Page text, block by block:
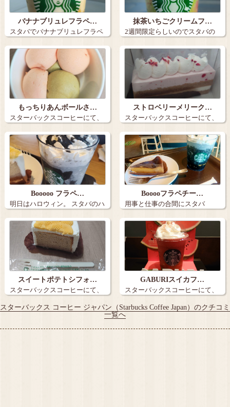
バナナブリュレフラペ…
スタバでバナナブリュレフラペ
チーノ（シナ…
抹茶いちごクリームフ…
2週間限定らしいのでスタバの
抹茶いちごク…
もっちりあんボールさ…
スターバックスコーヒーにて、
もっちりあん…
ストロベリーメリーク…
スターバックスコーヒーにて、
ストロベリー…
Booooo フラペ…
明日はハロウィン。 スタバのハ
ロウィン…
Booooフラペチー…
用事と仕事の合間にスタバ
に、、 Boo…
スイートポテトシフォ…
スターバックスコーヒーにて、
スイートポテ…
GABURIスイカフ…
スターバックスコーヒーにて、
GABURI…
スターバックス コーヒー ジャパン（Starbucks Coffee Japan）のクチコミ
一覧へ